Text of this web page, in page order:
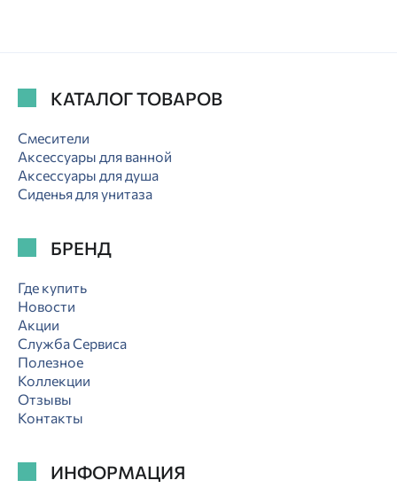
КАТАЛОГ ТОВАРОВ
Смесители
Аксессуары для ванной
Аксессуары для душа
Сиденья для унитаза
БРЕНД
Где купить
Новости
Акции
Служба Сервиса
Полезное
Коллекции
Отзывы
Контакты
ИНФОРМАЦИЯ